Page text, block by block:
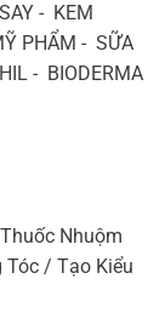
- KEM
PHẨM - SỮA
- BIODERMA
Nhuộm
/ Tạo Kiểu